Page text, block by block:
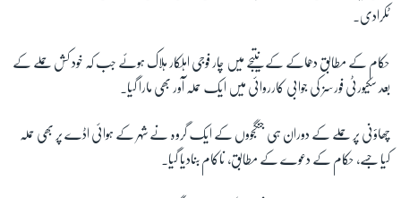
زبان
ٹکرادی۔
حکام کے مطابق دھماکے کے نتیجے میں چار فوجی اہلکار ہلاک ہوئے جب کہ خود کش حملے کے
بعد سکیورٹی فورسز کی جوابی کارروائی میں ایک حملہ آور بھی مارا گیا۔
چھاؤنی پر حملے کے دوران ہی جنگجووں کے ایک گروہ نے شہر کے ہوائی اڈے پر بھی حملہ
کیا جسے، حکام کے دعوے کے مطابق، ناکام بنادیا گیا۔